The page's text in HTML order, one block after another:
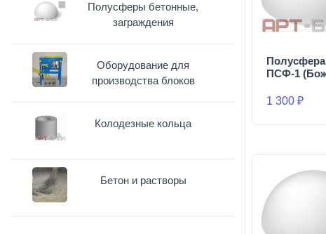
ПСФ-1
1 300 ₽
Полусферы бетонные,
заграждения
Оборудование для
производства блоков
Колодезные кольца
Бетон и растворы